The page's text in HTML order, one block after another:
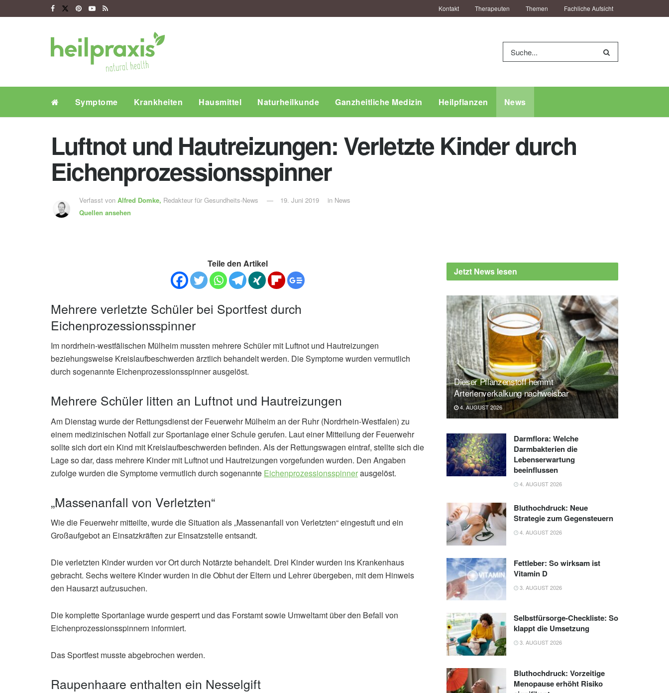
Kontakt Therapeuten Themen Fachliche Aufsicht
Symptome Krankheiten Hausmittel Naturheilkunde Ganzheitliche Medizin Heilpflanzen News
Luftnot und Hautreizungen: Verletzte Kinder durch
Eichenprozessionsspinner
Verfasst von Alfred Domke, Redakteur für Gesundheits-News
Quellen ansehen
19. Juni 2019 in News
Teile den Artikel
Mehrere verletzte Schüler bei Sportfest durch
Eichenprozessionsspinner
Im nordrhein-westfälischen Mülheim mussten mehrere Schüler mit Luftnot und Hautreizungen
beziehungsweise Kreislaufbeschwerden ärztlich behandelt werden. Die Symptome wurden vermutlich
durch sogenannte Eichenprozessionsspinner ausgelöst.
Mehrere Schüler litten an Luftnot und Hautreizungen
Am Dienstag wurde der Rettungsdienst der Feuerwehr Mülheim an der Ruhr (Nordrhein-Westfalen) zu
einem medizinischen Notfall zur Sportanlage einer Schule gerufen. Laut einer Mitteilung der Feuerwehr
sollte sich dort ein Kind mit Kreislaufbeschwerden befinden. Als der Rettungswagen eintraf, stellte sich die
Lage so dar, dass mehrere Kinder mit Luftnot und Hautreizungen vorgefunden wurden. Den Angaben
zufolge wurden die Symptome vermutlich durch sogenannte Eichenprozessionsspinnerausgelöst.
„Massenanfall von Verletzten“
Wie die Feuerwehr mitteilte, wurde die Situation als „Massenanfall von Verletzten“ eingestuft und ein
Großaufgebot an Einsatzkräften zur Einsatzstelle entsandt.
Die verletzten Kinder wurden vor Ort durch Notärzte behandelt. Drei Kinder wurden ins Krankenhaus
gebracht. Sechs weitere Kinder wurden in die Obhut der Eltern und Lehrer übergeben, mit dem Hinweis
den Hausarzt aufzusuchen.
Die komplette Sportanlage wurde gesperrt und das Forstamt sowie Umweltamt über den Befall von
Eichenprozessionsspinnern informiert.
Das Sportfest musste abgebrochen werden.
Raupenhaare enthalten ein Nesselgift
Jetzt News lesen
Dieser Pflanzenstoff hemmt
Arterienverkalkung nachweisbar
4. AUGUST 2026
Darmflora: Welche
Darmbakterien die
Lebenserwartung
beeinflussen
4. AUGUST 2026
Bluthochdruck: Neue
Strategie zum Gegensteuern
4. AUGUST 2026
Fettleber: So wirksam ist
Vitamin D
3. AUGUST 2026
Selbstfürsorge-Checkliste: So
klappt die Umsetzung
3. AUGUST 2026
Bluthochdruck: Vorzeitige
Menopause erhöht Risiko